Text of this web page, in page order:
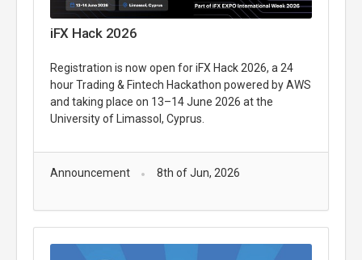
iFX Hack 2026
Registration is now open for iFX Hack 2026, a 24
hour Trading & Fintech Hackathon powered by AWS
and taking place on 13–14 June 2026 at the
University of Limassol, Cyprus.
Announcement 8th of Jun, 2026